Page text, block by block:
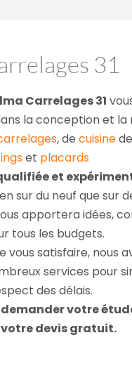
31
Carrelages 31
la conception et la
, de cuisine de
et placards
et
sur du neuf que sur
apportera idées,
tous les budgets.
vous satisfaire, nous
services pour
des délais.
demander votre
devis gratuit.